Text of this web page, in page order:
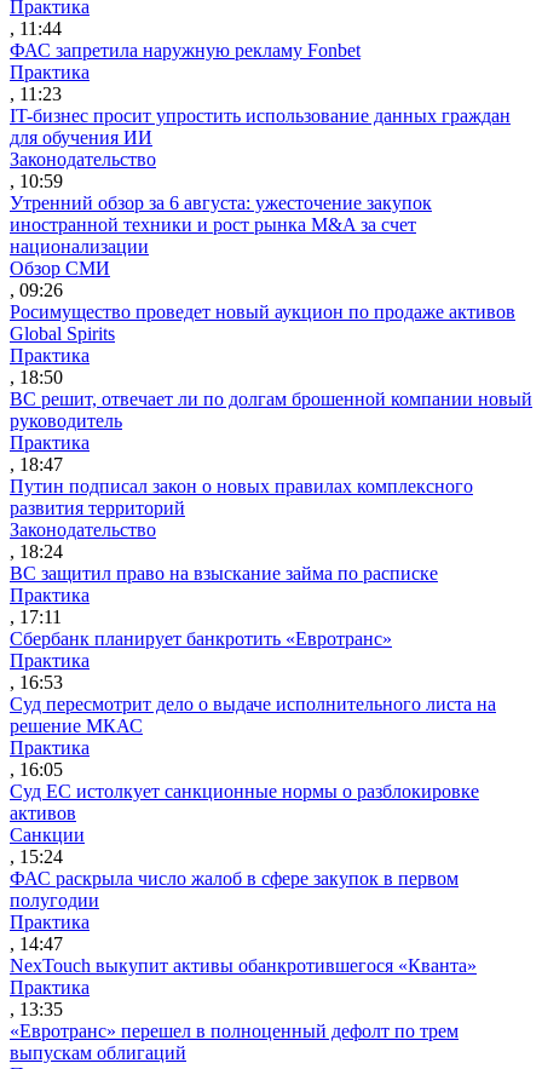
Практика
, 11:44
ФАС запретила наружную рекламу Fonbet
Практика
, 11:23
IT-бизнес просит упростить использование данных граждан
для обучения ИИ
Законодательство
, 10:59
Утренний обзор за 6 августа: ужесточение закупок
иностранной техники и рост рынка M&A за счет
национализации
Обзор СМИ
, 09:26
Росимущество проведет новый аукцион по продаже активов
Global Spirits
Практика
, 18:50
ВС решит, отвечает ли по долгам брошенной компании новый
руководитель
Практика
, 18:47
Путин подписал закон о новых правилах комплексного
развития территорий
Законодательство
, 18:24
ВС защитил право на взыскание займа по расписке
Практика
, 17:11
Сбербанк планирует банкротить «Евротранс»
Практика
, 16:53
Суд пересмотрит дело о выдаче исполнительного листа на
решение МКАС
Практика
, 16:05
Суд ЕС истолкует санкционные нормы о разблокировке
активов
Санкции
, 15:24
ФАС раскрыла число жалоб в сфере закупок в первом
полугодии
Практика
, 14:47
NexTouch выкупит активы обанкротившегося «Кванта»
Практика
, 13:35
«Евротранс» перешел в полноценный дефолт по трем
выпускам облигаций